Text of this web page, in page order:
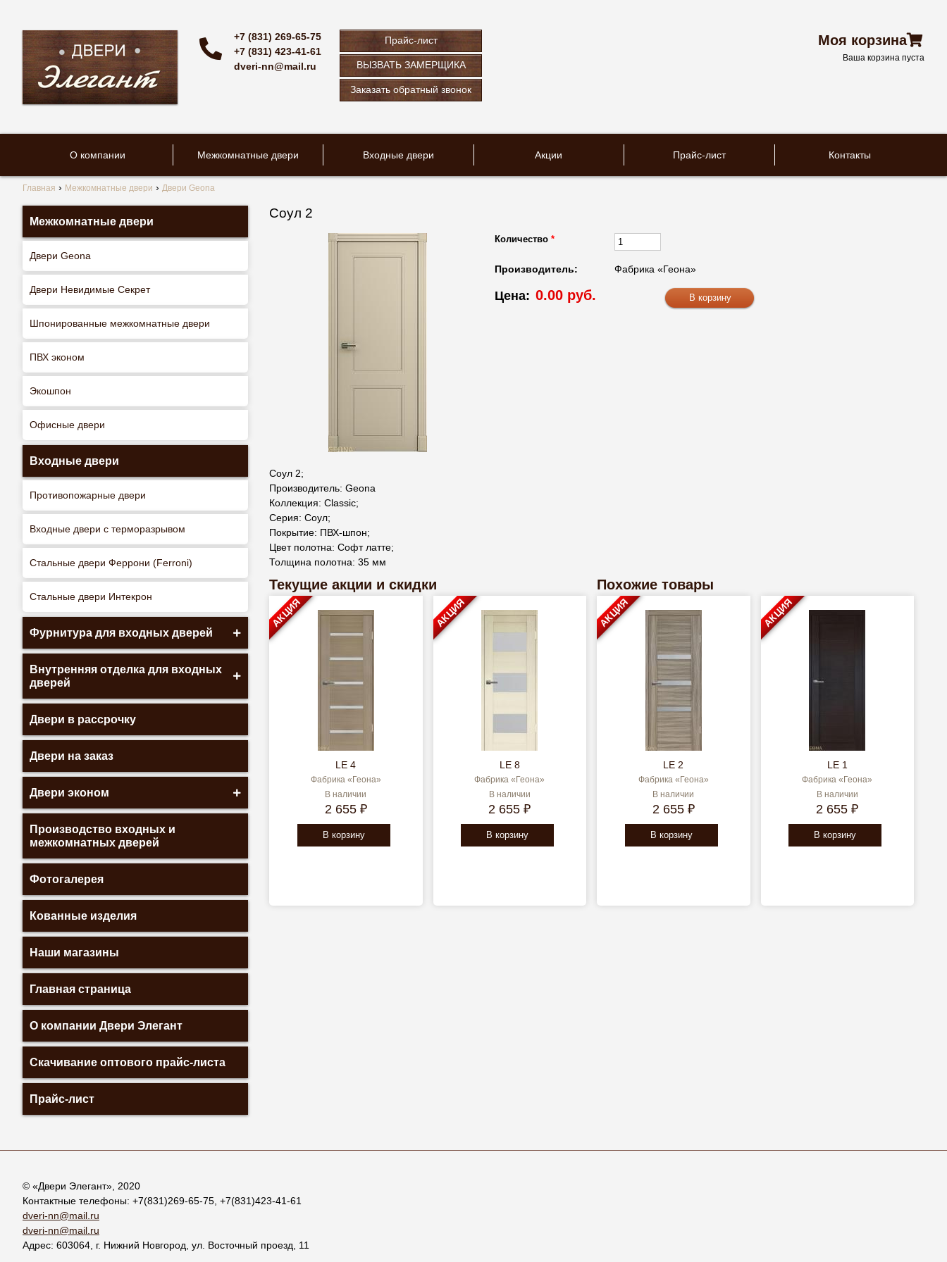
+7 (831) 269-65-75
+7 (831) 423-41-61
dveri-nn@mail.ru
Прайс-лист
ВЫЗВАТЬ ЗАМЕРЩИКА
Заказать обратный звонок
Моя корзина
Ваша корзина пуста
О компании Межкомнатные двери Входные двери Акции Прайс-лист Контакты
Главная Межкомнатные двери Двери Geona
Межкомнатные двери
Двери Geona
Двери Невидимые Секрет
Шпонированные межкомнатные двери
ПВХ эконом
Экошпон
Офисные двери
Входные двери
Противопожарные двери
Входные двери с терморазрывом
Стальные двери Феррони (Ferroni)
Стальные двери Интекрон
Фурнитура для входных дверей
Внутренняя отделка для входных
дверей
Двери в рассрочку
Двери на заказ
Двери эконом
Производство входных и
межкомнатных дверей
Фотогалерея
Кованные изделия
Наши магазины
Главная страница
О компании Двери Элегант
Скачивание оптового прайс-листа
Прайс-лист
Соул 2
Количество *
Производитель: Фабрика «Геона»
Цена: 0.00 руб.
Соул 2;
Производитель: Geona
Коллекция: Classic;
Серия: Соул;
Покрытие: ПВХ-шпон;
Цвет полотна: Софт латте;
Толщина полотна: 35 мм
Текущие акции и скидки
LE 4
Фабрика «Геона»
В наличии
2 655 ₽
В корзину
АКЦИЯ
LE 8
Фабрика «Геона»
В наличии
2 655 ₽
В корзину
АКЦИЯ
Похожие товары
LE 2
Фабрика «Геона»
В наличии
2 655 ₽
В корзину
АКЦИЯ
LE 1
Фабрика «Геона»
В наличии
2 655 ₽
В корзину
АКЦИЯ
© «Двери Элегант», 2020
Контактные телефоны: +7(831)269-65-75 +7(831)423-41-61
dveri-nn@mail.ru
dveri-nn@mail.ru
Адрес: 603064 , г. Нижний Новгород ул. Восточный проезд, 11